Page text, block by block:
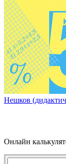
Нешков
Онлайн